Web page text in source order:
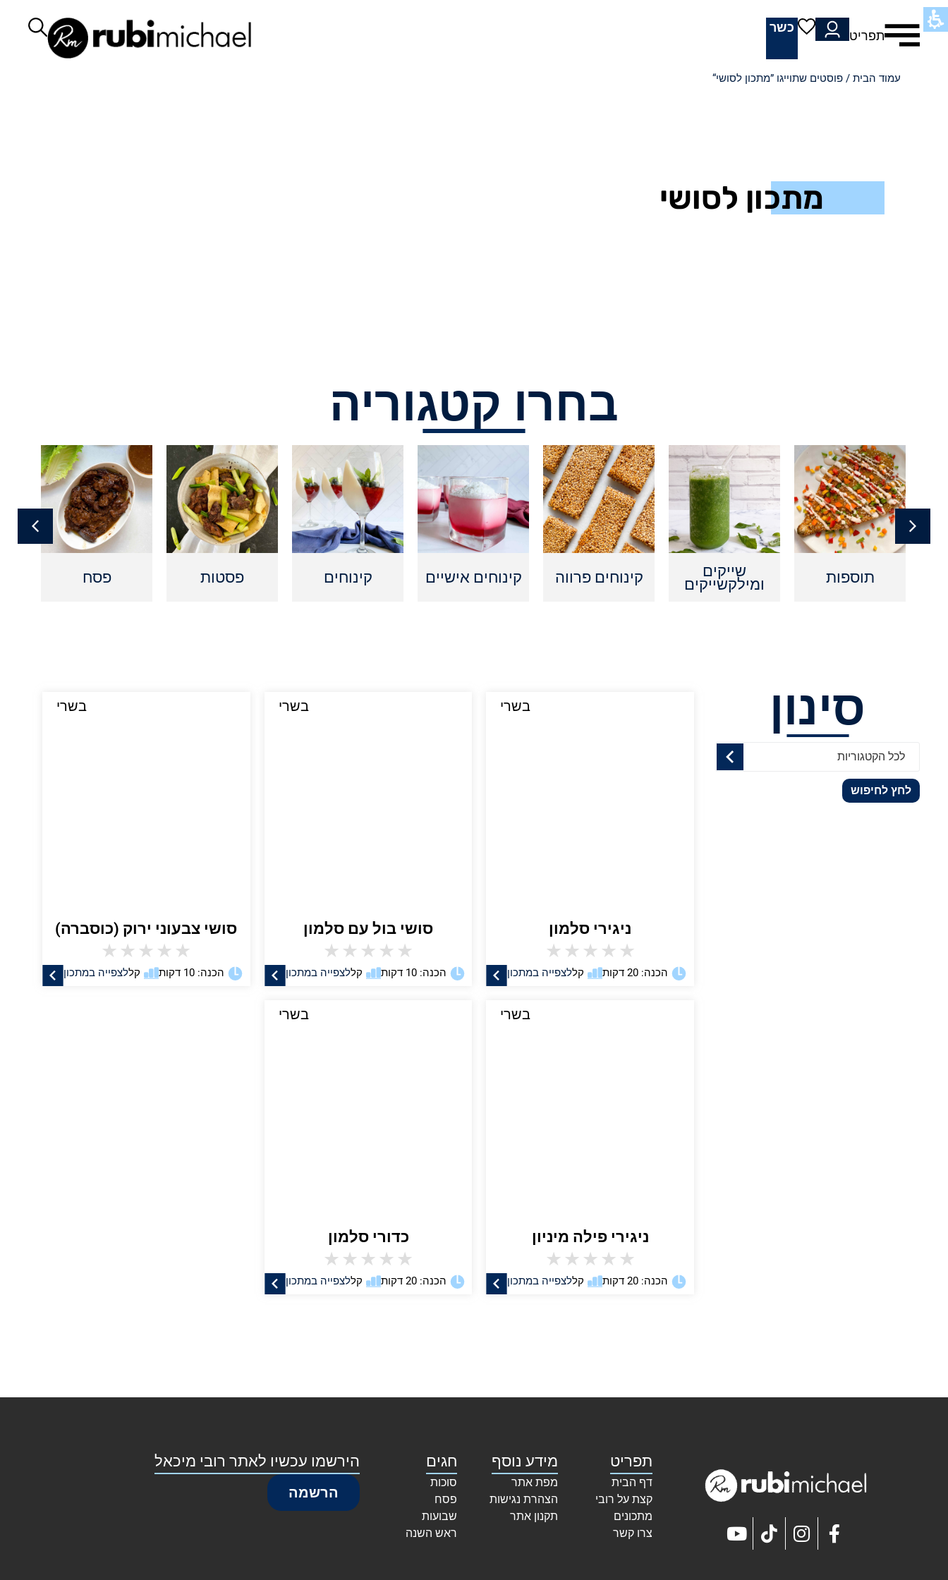
תפריט
כשר
עמוד הבית / פוסטים שתוייגו ”מתכון לסושי“
מתכון לסושי
בחרו קטגוריה
תוספות שייקים
ומילקשייקים קינוחים פרווה קינוחים אישיים קינוחים פסטות פסח
סינון
לכל הקטגוריות
לחץ לחיפוש
בשרי
ניגירי סלמון
★
★
★
★
★
לצפייה במתכון הכנה: 20 דקות קל
בשרי
סושי בול עם סלמון
★
★
★
★
★
לצפייה במתכון הכנה: 10 דקות קל
בשרי
סושי צבעוני ירוק (כוסברה)
★
★
★
★
★
לצפייה במתכון הכנה: 10 דקות קל
בשרי
ניגירי פילה מיניון
★
★
★
★
★
לצפייה במתכון הכנה: 20 דקות קל
בשרי
כדורי סלמון
★
★
★
★
★
לצפייה במתכון הכנה: 20 דקות קל
תפריט
דף הבית
קצת על רובי
מתכונים
צרו קשר
מידע נוסף
מפת אתר
הצהרת נגישות
תקנון אתר
חגים
סוכות
פסח
שבועות
ראש השנה
הירשמו עכשיו לאתר רובי מיכאל
הרשמה